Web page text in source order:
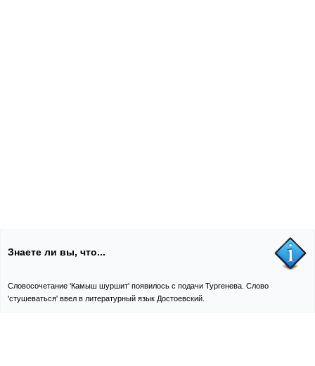
Знаете ли вы, что...
Словосочетание 'Камыш шуршит' появилось с подачи Тургенева. Слово
'стушеваться' ввел в литературный язык Достоевский.